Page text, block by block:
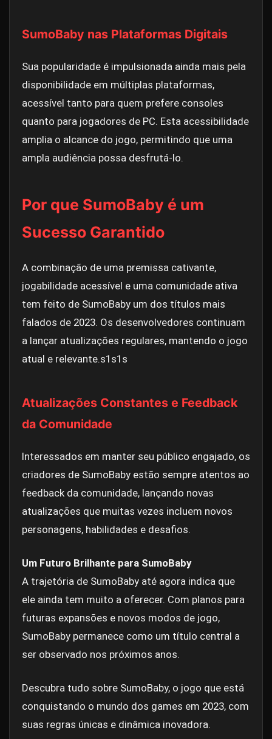
SumoBaby nas Plataformas Digitais
Sua popularidade é impulsionada ainda mais pela
disponibilidade em múltiplas plataformas,
acessível tanto para quem prefere consoles
quanto para jogadores de PC. Esta acessibilidade
amplia o alcance do jogo, permitindo que uma
ampla audiência possa desfrutá-lo.
Por que SumoBaby é um
Sucesso Garantido
A combinação de uma premissa cativante,
jogabilidade acessível e uma comunidade ativa
tem feito de SumoBaby um dos títulos mais
falados de 2023. Os desenvolvedores continuam
a lançar atualizações regulares, mantendo o jogo
atual e relevante.s1s1s
Atualizações Constantes e Feedback
da Comunidade
Interessados em manter seu público engajado, os
criadores de SumoBaby estão sempre atentos ao
feedback da comunidade, lançando novas
atualizações que muitas vezes incluem novos
personagens, habilidades e desafios.
Um Futuro Brilhante para SumoBaby
A trajetória de SumoBaby até agora indica que
ele ainda tem muito a oferecer. Com planos para
futuras expansões e novos modos de jogo,
SumoBaby permanece como um título central a
ser observado nos próximos anos.
Descubra tudo sobre SumoBaby, o jogo que está
conquistando o mundo dos games em 2023, com
suas regras únicas e dinâmica inovadora.